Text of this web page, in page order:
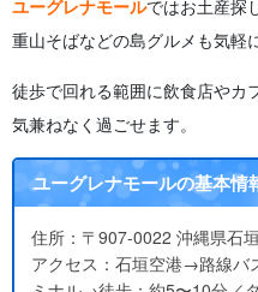
ユーグレナモールではお土産探
重山そばなどの島グルメも気軽
徒歩で回れる範囲に飲食店やカ
気兼ねなく過ごせます。
ユーグレナモールの基本情
住所：〒907-0022 沖縄県石
アクセス：石垣空港→路線バ